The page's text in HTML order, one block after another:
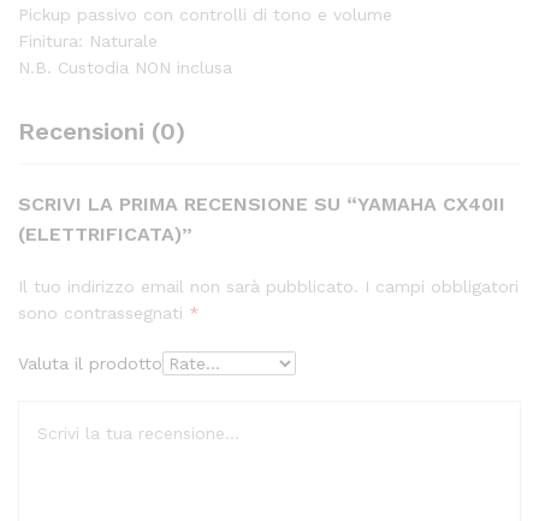
Pickup passivo con controlli di tono e volume
Finitura: Naturale
N.B. Custodia NON inclusa
Recensioni (0)
SCRIVI LA PRIMA RECENSIONE SU “YAMAHA CX40II
(ELETTRIFICATA)”
Il tuo indirizzo email non sarà pubblicato. I campi obbligatori
sono contrassegnati *
Valuta il prodotto